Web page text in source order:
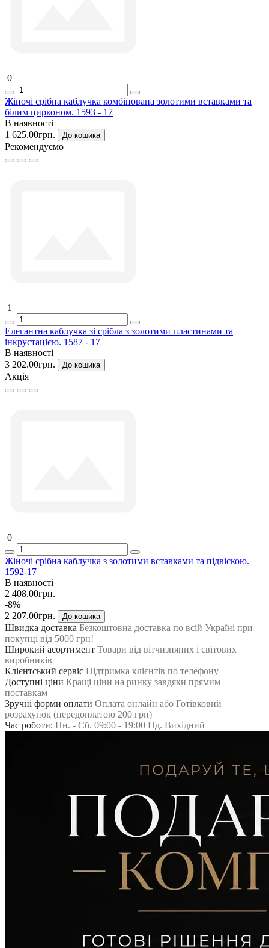
0
Жіночі срібна каблучка комбінована золотими вставками та
білим цирконом. 1593 - 17
В наявності
1 625.00грн.
До кошика
Рекомендуємо
1
Елегантна каблучка зі срібла з золотими пластинами та
інкрустацією. 1587 - 17
В наявності
3 202.00грн.
До кошика
Акція
0
Жіночі срібна каблучка з золотими вставками та підвіскою.
1592-17
В наявності
2 408.00грн.
-8%
2 207.00грн.
До кошика
Швидка доставка Безкоштовна доставка по всій Україні при
покупці від 5000 грн!
Широкий асортимент Товари від вітчизняних і світових
виробників
Клієнтський сервіс Підтримка клієнтів по телефону
Доступні ціни Кращі ціни на ринку завдяки прямим
поставкам
Зручні форми оплати Оплата онлайн або Готівковий
розрахунок (передоплатою 200 грн)
Час роботи: Пн. - Сб. 09:00 - 19:00 Нд. Вихідний